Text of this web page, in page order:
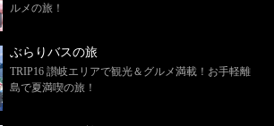
ルメの旅！
ぶらりバスの旅
TRIP16 讃岐エリアで観光＆グルメ満載！お手軽離
島で夏満喫の旅！